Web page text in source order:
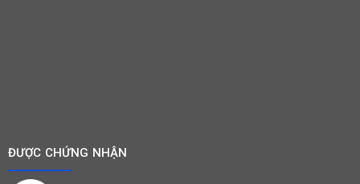
ĐƯỢC CHỨNG NHẬN